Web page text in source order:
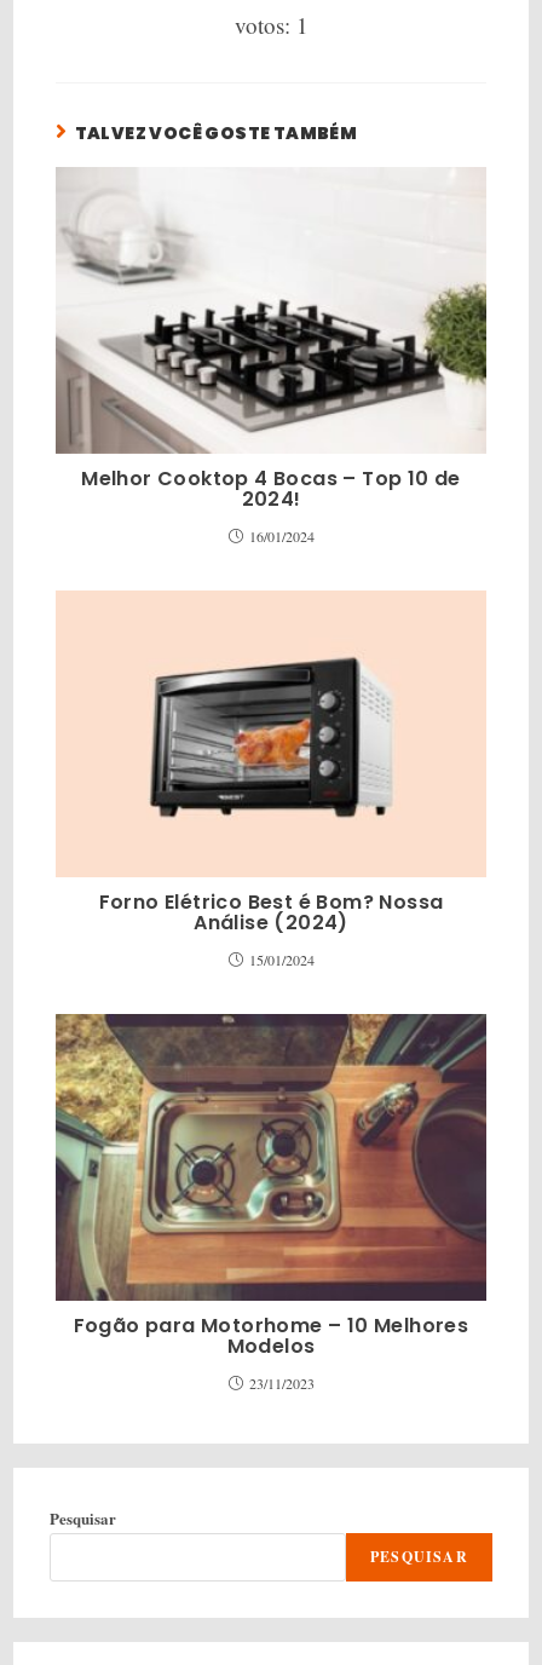
votos: 1
TALVEZ VOCÊ GOSTE TAMBÉM
Melhor Cooktop 4 Bocas – Top 10 de
2024!
16/01/2024
Forno Elétrico Best é Bom? Nossa
Análise (2024)
15/01/2024
Fogão para Motorhome – 10 Melhores
Modelos
23/11/2023
Pesquisar
PESQUISAR